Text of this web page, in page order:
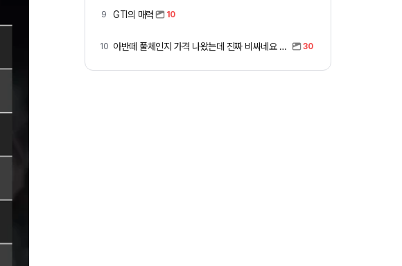
9 GTI의 매력 10
10 아반떼 풀체인지 가격 나왔는데 진짜 비싸네요 ㅎㅎ 30